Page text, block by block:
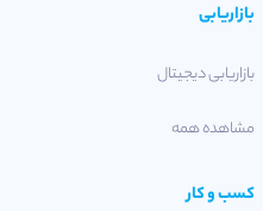
بازاریابی
بازاریابی دیجیتال
مشاهده همه
کسب و کار